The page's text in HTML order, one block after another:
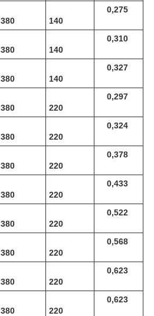
380 140
0,275
380 140
0,310
380 140
0,327
380 220
0,297
380 220
0,324
380 220
0,378
380 220
0,433
380 220
0,522
380 220
0,568
380 220
0,623
380 220
0,623